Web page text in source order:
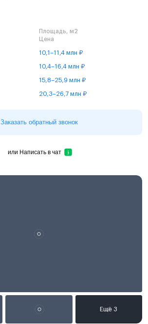
Площадь, м2
Цена
10,1–11,4 млн ₽
10,4–16,4 млн ₽
15,8–25,9 млн ₽
20,3–26,7 млн ₽
Заказать обратный звонок
или Написать в чат